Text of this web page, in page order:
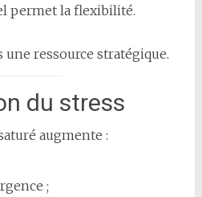
permet la flexibilité.
ressource stratégique.
du stress
augmente :
;